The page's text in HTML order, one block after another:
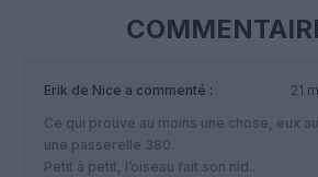
Erik de Nice a commenté :
21
Ce qui prouve au moins une chose, eux
une passerelle 380.
Petit à petit, l’oiseau fait son nid..